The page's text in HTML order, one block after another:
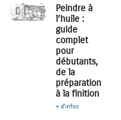
Peindre à
l’huile :
guide
complet
pour
débutants,
de la
préparation
à la finition
+ d'infos